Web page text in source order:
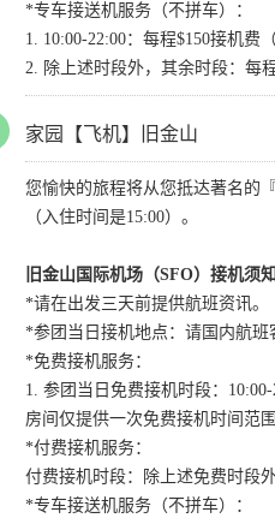
*专车接送机服务（不拼车）：
1. 10:00-22:00：每程$150接机
2. 除上述时段外，其余时段：每
家园【飞机】旧金山
您愉快的旅程将从您抵达著名的
（入住时间是15:00）。
旧金山国际机场（SFO）接机须
*请在出发三天前提供航班资讯。
*参团当日接机地点：请国内航班
*免费接机服务：
1. 参团当日免费接机时段：
房间仅提供一次免费接机时间范
*付费接机服务：
付费接机时段：除上述免费时段
*专车接送机服务（不拼车）：